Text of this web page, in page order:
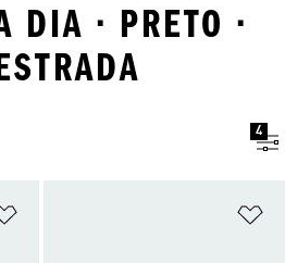
DIA · PRETO ·
4